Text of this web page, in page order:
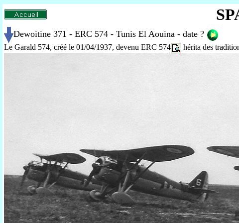
Dewoitine 371 - ERC 574 - Tunis El Aouina - date ?
Le Garald 574, créé le 01/04/1937, devenu ERC 574 hérita des